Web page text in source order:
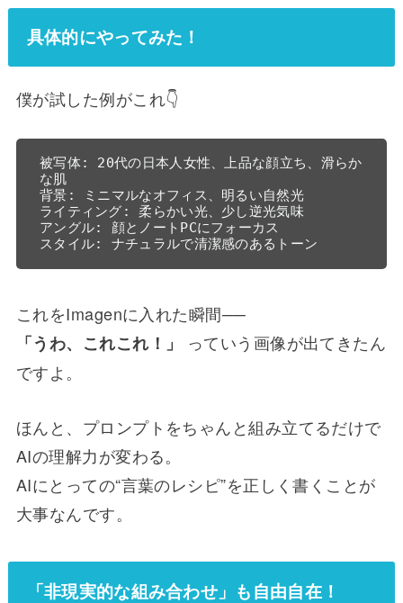
具体的にやってみた！
僕が試した例がこれ👇
被写体: 20代の日本人女性、上品な顔立ち、滑らか
な肌
背景: ミニマルなオフィス、明るい自然光
ライティング: 柔らかい光、少し逆光気味
アングル: 顔とノートPCにフォーカス
これをImagenに入れた瞬間──
「うわ、これこれ！」
っていう画像が出てきたん
ですよ。
ほんと、プロンプトをちゃんと組み立てるだけで
AIの理解力が変わる。
AIにとっての“言葉のレシピ”を正しく書くことが
大事なんです。
「非現実的な組み合わせ」も自由自在！